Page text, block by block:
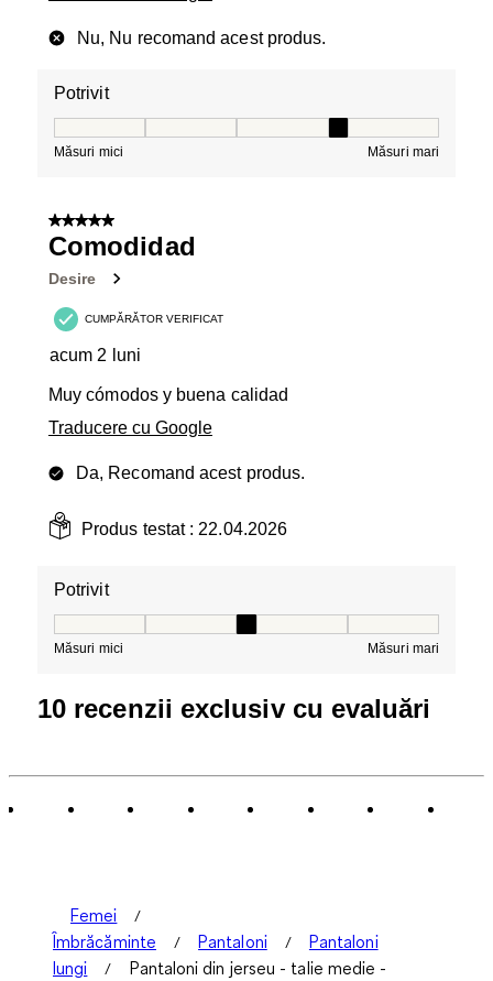
Nu, Nu recomand acest produs.
Potrivit
Măsuri mici Măsuri mari
5 din 5 stele.
Comodidad
Desire
CUMPĂRĂTOR VERIFICAT
acum 2 luni
Muy cómodos y buena calidad
Traducere cu Google
Da, Recomand acest produs.
Produs testat :22.04.2026
Potrivit
Măsuri mici Măsuri mari
10 recenzii exclusiv cu evaluări
Femei
Îmbrăcăminte
Pantaloni
Pantaloni
lungi
Pantaloni din jerseu - talie medie -